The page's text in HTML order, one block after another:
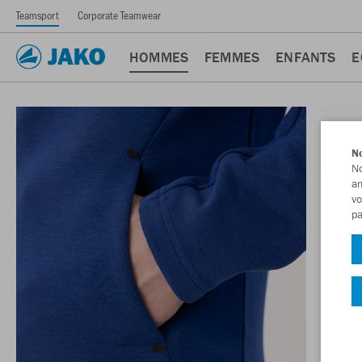
Teamsport Corporate Teamwear
HOMMES FEMMES ENFANTS